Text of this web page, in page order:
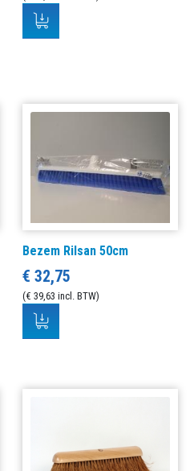
Bezem Rilsan 50cm
€ 32,75
(€ 39,63 incl. BTW)